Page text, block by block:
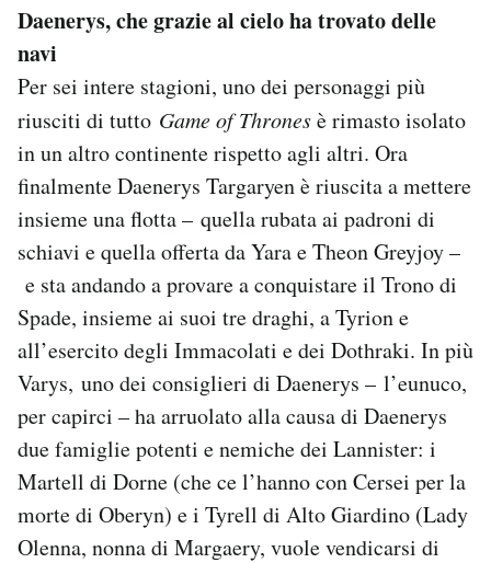
Daenerys, che grazie al cielo ha trovato delle
navi
Per sei intere stagioni, uno dei personaggi più
riusciti di tutto Game of Thronesè rimasto isolato
in un altro continente rispetto agli altri. Ora
finalmente Daenerys Targaryen è riuscita a mettere
insieme una flotta – quella rubata ai padroni di
schiavi e quella offerta da Yara e Theon Greyjoy –
e sta andando a provare a conquistare il Trono di
Spade, insieme ai suoi tre draghi, a Tyrion e
all’esercito degli Immacolati e dei Dothraki. In più
Varys, uno dei consiglieri di Daenerys – l’eunuco,
per capirci – ha arruolato alla causa di Daenerys
due famiglie potenti e nemiche dei Lannister: i
Martell di Dorne (che ce l’hanno con Cersei per la
morte di Oberyn) e i Tyrell di Alto Giardino (Lady
Olenna, nonna di Margaery, vuole vendicarsi di